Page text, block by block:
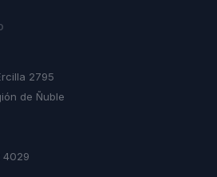
2795
de Ñuble
4029